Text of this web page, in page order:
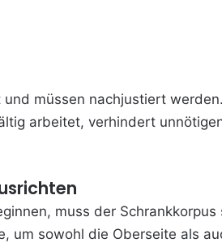
müssen nachjustiert
arbeitet, verhindert
muss der
um sowohl die Oberseite als